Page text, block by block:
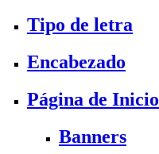
Tipo de letra
Encabezado
Página de Inicio
Banners